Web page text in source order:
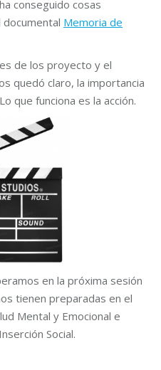
conseguido cosas
Memoria de
de los proyecto y el
quedó claro, la importancia
que funciona es la acción.
en la próxima sesión
tienen preparadas en el
Mental y Emocional e
Social.